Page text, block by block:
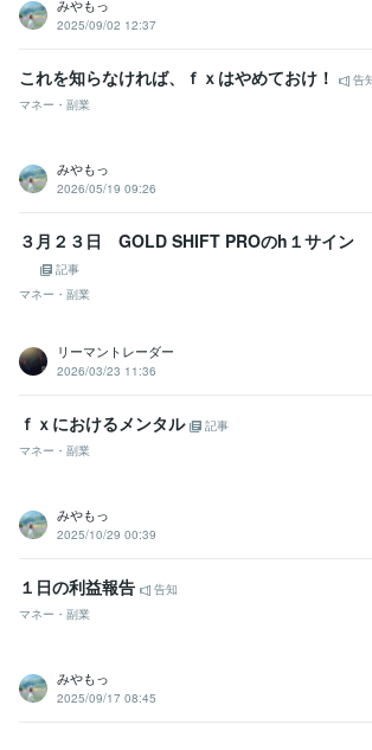
みやもっ
2025/09/02 12:37
これを知らなければ、ｆｘはやめておけ！
告
マネー・副業
みやもっ
2026/05/19 09:26
３月２３日 GOLD SHIFT PROのh１サイン
記事
マネー・副業
リーマントレーダー
2026/03/23 11:36
ｆｘにおけるメンタル
記事
マネー・副業
みやもっ
2025/10/29 00:39
１日の利益報告
告知
マネー・副業
みやもっ
2025/09/17 08:45